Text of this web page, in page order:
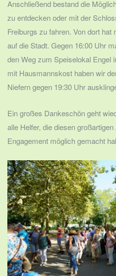
Anschließend bestand die
zu entdecken oder mit der
Freiburgs zu fahren. Von dort
auf die Stadt. Gegen 16:00 Uhr
den Weg zum Speiselokal Engel
mit Hausmannskost haben wir
Niefern gegen 19:30 Uhr
Ein großes Dankeschön geht
alle Helfer, die diesen
Engagement möglich gemacht